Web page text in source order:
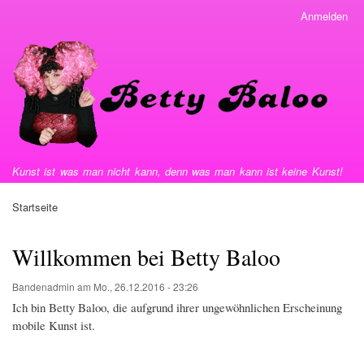
menu
Anmelden
Kunst ist was man nicht kann, denn was man kann ist keine Kunst!
Startseite
Willkommen bei Betty Baloo
Bandenadmin am Mo., 26.12.2016 - 23:26
Ich bin Betty Baloo, die aufgrund ihrer ungewöhnlichen Erscheinung
mobile Kunst ist.